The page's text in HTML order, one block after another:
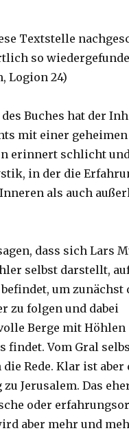
Textstelle
so
Logion 24)
Buches hat der
mit einer geheimen
erinnert schlicht
in der die
als auch
dass sich Lars
selbst darstellt,
um zunächst
zu folgen und dabei
Berge mit Höhlen
findet. Vom Gral
die Rede. Klar ist aber
Jerusalem. Das
oder
aber mehr und